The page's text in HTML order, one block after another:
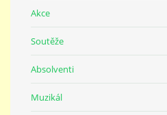
Akce
Soutěže
Absolventi
Muzikál